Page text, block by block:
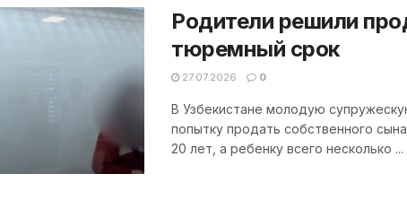
Родители решили
тюремный срок
27.07.2026 0
В Узбекистане молодую
попытку продать собственного
20 лет, а ребенку всего несколько ...